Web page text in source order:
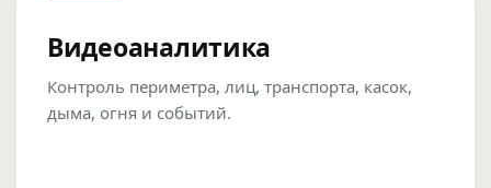
Видеоаналитика
Контроль периметра, лиц, транспорта, касок,
дыма, огня и событий.